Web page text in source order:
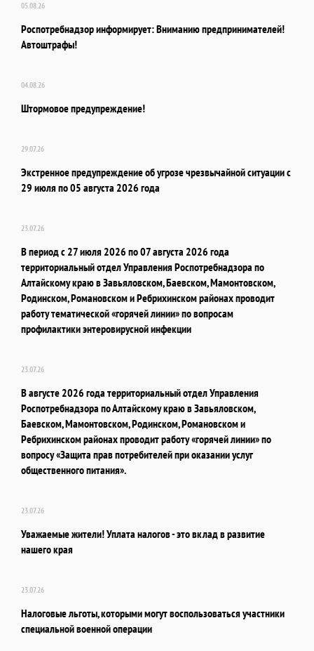
05.08.26
Роспотребнадзор информирует: Вниманию предпринимателей!
Автоштрафы!
04.08.26
Штормовое предупреждение!
29.07.26
Экстренное предупреждение об угрозе чрезвычайной ситуации с
29 июля по 05 августа 2026 года
23.07.26
В период с 27 июля 2026 по 07 августа 2026 года
территориальный отдел Управления Роспотребнадзора по
Алтайскому краю в Завьяловском, Баевском, Мамонтовском,
Родинском, Романовском и Ребрихинском районах проводит
работу тематической «горячей линии» по вопросам
профилактики энтеровирусной инфекции
23.07.26
В августе 2026 года территориальный отдел Управления
Роспотребнадзора по Алтайскому краю в Завьяловском,
Баевском, Мамонтовском, Родинском, Романовском и
Ребрихинском районах проводит работу «горячей линии» по
вопросу «Защита прав потребителей при оказании услуг
общественного питания».
23.07.26
Уважаемые жители! Уплата налогов - это вклад в развитие
нашего края
23.07.26
Налоговые льготы, которыми могут воспользоваться участники
специальной военной операции